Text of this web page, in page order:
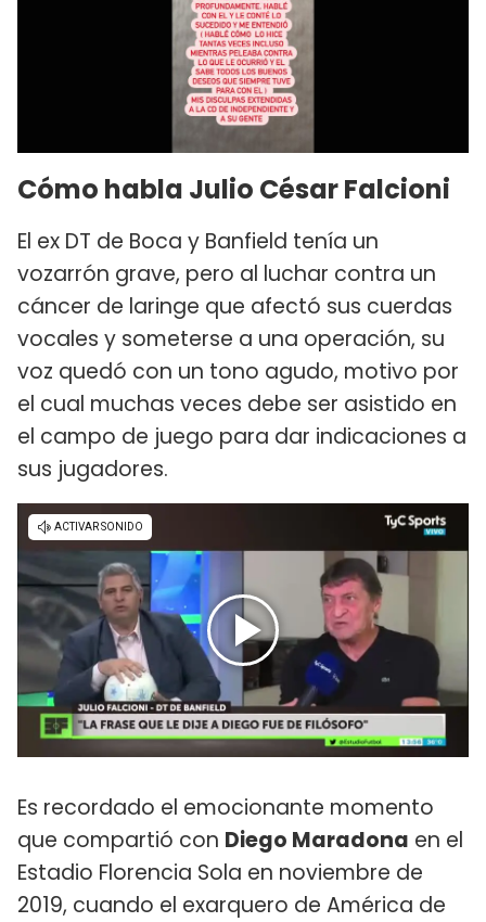
Cómo habla Julio César Falcioni
El ex DT de Boca y Banfield tenía un
vozarrón grave, pero al luchar contra un
cáncer de laringe que afectó sus cuerdas
vocales y someterse a una operación, su
voz quedó con un tono agudo, motivo por
el cual muchas veces debe ser asistido en
el campo de juego para dar indicaciones a
sus jugadores.
Es recordado el emocionante momento
que compartió con Diego Maradona en el
Estadio Florencia Sola en noviembre de
2019, cuando el exarquero de América de